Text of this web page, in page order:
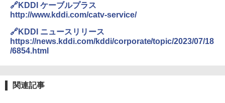
🔗KDDI ケーブルプラス
http://www.kddi.com/catv-service/
🔗KDDI ニュースリリース
https://news.kddi.com/kddi/corporate/topic/2023/07/18
/6854.html
関連記事